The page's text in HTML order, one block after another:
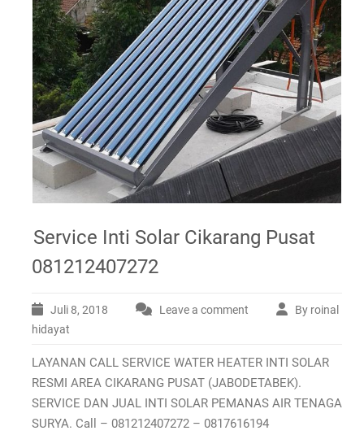
Service Inti Solar Cikarang Pusat
081212407272
Juli 8, 2018 Leave a comment
By roinal
hidayat
LAYANAN CALL SERVICE WATER HEATER INTI SOLAR
RESMI AREA CIKARANG PUSAT (JABODETABEK).
SERVICE DAN JUAL INTI SOLAR PEMANAS AIR TENAGA
SURYA. Call – 081212407272 – 0817616194